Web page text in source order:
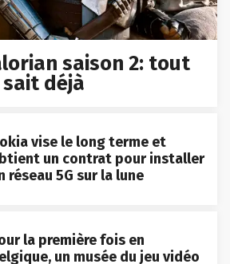
saison 2: tout
sait déjà
vise le long terme et
un contrat pour installer
réseau 5G sur la lune
la première fois en
un musée du jeu vidéo